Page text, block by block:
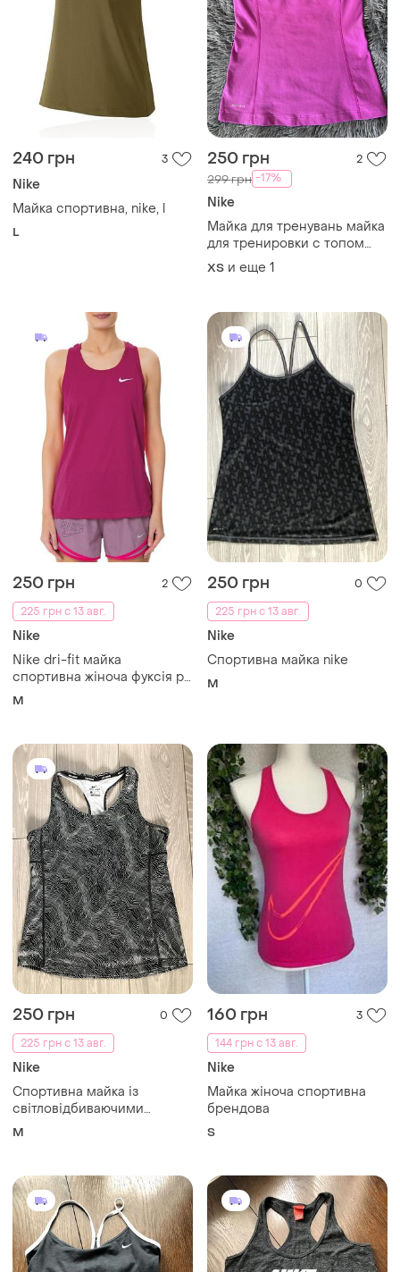
240 грн 3
Nike
Майка спортивна, nike, l
L
250 грн 2
299 грн -17%
Nike
Майка для тренувань майка
для тренировки с топом
спортивна майка для
занять в залі з топом
ХS и еще 1
250 грн
2
225 грн с 13 авг.
Nike
Nike dri-fit майка
спортивна жіноча фуксія р.
m
M
250 грн
0
225 грн с 13 авг.
Nike
Спортивна майка nike
M
250 грн
0
225 грн с 13 авг.
Nike
Спортивна майка із
світловідбиваючими
елементами nike
M
160 грн
3
144 грн с 13 авг.
Nike
Майка жіноча спортивна
брендова
S